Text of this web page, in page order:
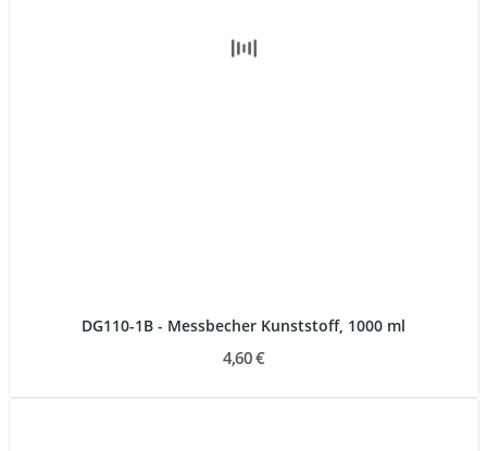
DG110-1B - Messbecher Kunststoff, 1000 ml
4,60 €